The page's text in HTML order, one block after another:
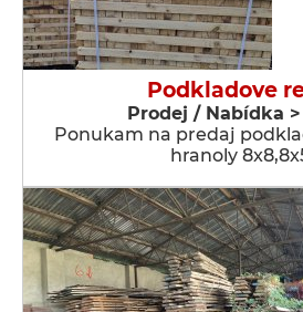
Podkladove
Prodej / Nabídka
Ponukam na predaj
hranoly